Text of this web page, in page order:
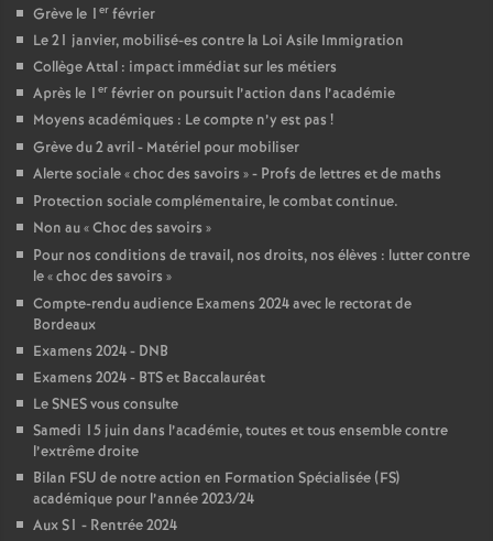
d
g
r
é
l
Grève le 1 er février
Le 21 janvier, mobilisé-es contre la Loi Asile Immigration
Collège Attal : impact immédiat sur les métiers
Après le 1 er février on poursuit l’action dans l’académie
Moyens académiques : Le compte n’y est pas !
Grève du 2 avril - Matériel pour mobiliser
Alerte sociale «choc des savoirs » - Profs de lettres et de maths
Protection sociale complémentaire, le combat continue.
Non au «Choc des savoirs »
Pour nos conditions de travail, nos droits, nos élèves : lutter contre
le «choc des savoirs »
Compte-rendu audience Examens 2024 avec le rectorat de
Bordeaux
Examens 2024 - DNB
Examens 2024 - BTS et Baccalauréat
Le SNES vous consulte
Samedi 15 juin dans l’académie, toutes et tous ensemble contre
l’extrême droite
Bilan FSU de notre action en Formation Spécialisée (FS)
académique pour l’année 2023/24
Aux S1 - Rentrée 2024